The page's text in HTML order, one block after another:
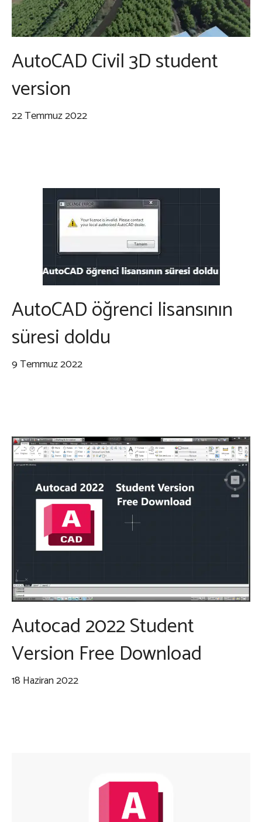
AutoCAD Civil 3D student
version
22 Temmuz 2022
AutoCAD öğrenci lisansının
süresi doldu
9 Temmuz 2022
Autocad 2022 Student
Version Free Download
18 Haziran 2022